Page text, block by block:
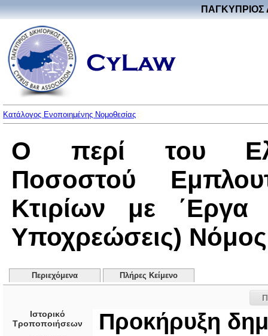
ΠΑΓΚΥΠΡΙΟΣ
Κατάλογος Ενοποιημένης Νομοθεσίας
Ο περί του
Ποσοστού
Κτιρίων με ΄Εργα
Υποχρεώσεις)
Περιεχόμενα Πλήρες Κείμενο
Ιστορικό
Τροποποιήσεων
Προκήρυξη